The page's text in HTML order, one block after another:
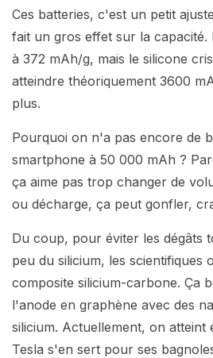
Ces batteries, c'est un petit
fait un gros effet sur la capacité.
à 372 mAh/g, mais le silicone
atteindre théoriquement 3600
plus.
Pourquoi on n'a pas encore de
smartphone à 50 000 mAh ?
ça aime pas trop changer de
ou décharge, ça peut gonfler,
Du coup, pour éviter les dégâts
peu du silicium, les scientifiques
composite silicium-carbone. Ça
l'anode en graphène avec des
silicium. Actuellement, on atteint
Tesla s'en sert pour ses